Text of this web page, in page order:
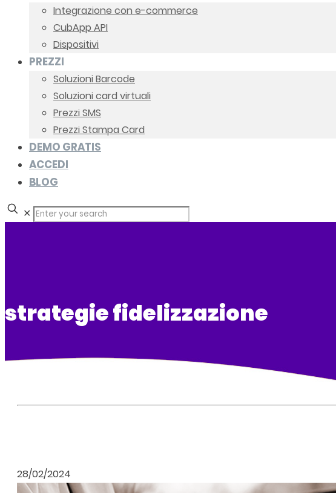
Integrazione con e-commerce
CubApp API
Dispositivi
PREZZI
Soluzioni Barcode
Soluzioni card virtuali
Prezzi SMS
Prezzi Stampa Card
DEMO GRATIS
ACCEDI
BLOG
✕
strategie fidelizzazione
28/02/2024